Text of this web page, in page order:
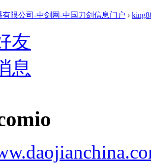
限公司-中剑网-中国刀剑信息门户 ›
友
息